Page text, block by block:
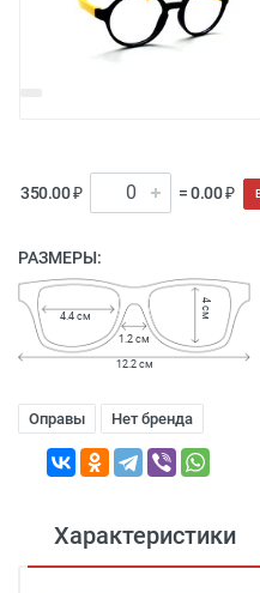
350.00 ₽ = 0.00 ₽
РАЗМЕРЫ:
1.2 см
4.4 см 4 см
12.2 см
Оправы Нет бренда
Характеристики